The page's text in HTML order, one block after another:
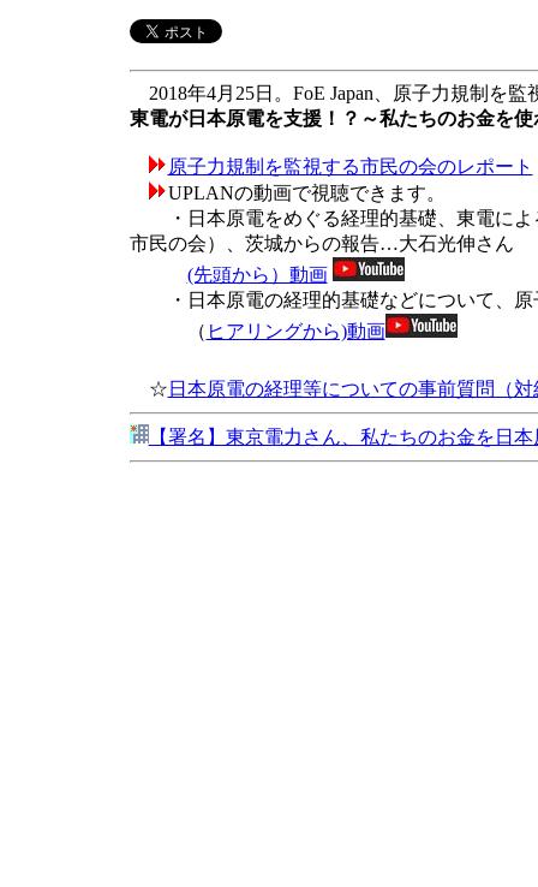
2018年4月25日。FoE Japan、原子力規制を
東電が日本原電を支援！？～私たちのお金を
原子力規制を監視する市民の会のレポート
UPLANの動画で視聴できます。
・日本原電をめぐる経理的基礎、東電によ
市民の会）、茨城からの報告…大石光伸さん
(先頭から）動画
・日本原電の経理的基礎などについて、原
（ ヒアリングから)動画
☆ 日本原電の経理等についての事前質問（
【署名】東京電力さん、私たちのお金を日